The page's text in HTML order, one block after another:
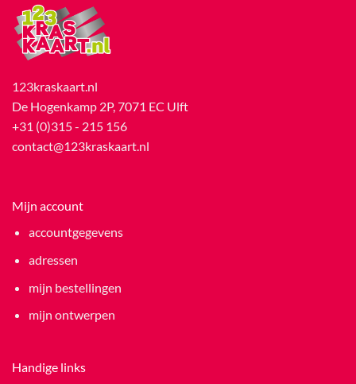
123kraskaart.nl
De Hogenkamp 2P, 7071 EC Ulft
+31 (0)315 - 215 156
contact@123kraskaart.nl
Mijn account
accountgegevens
adressen
mijn bestellingen
mijn ontwerpen
Handige links